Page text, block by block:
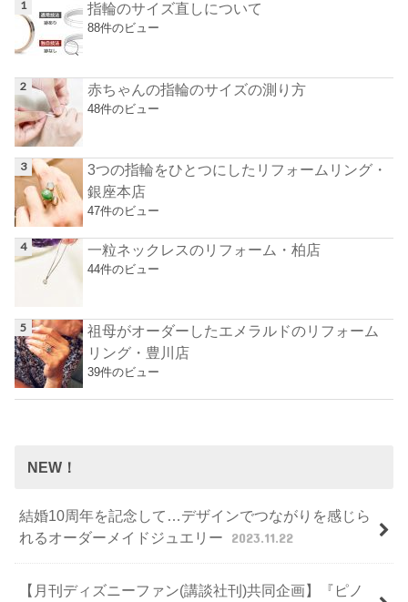
指輪のサイズ直しについて
88件のビュー
赤ちゃんの指輪のサイズの測り方
48件のビュー
3つの指輪をひとつにしたリフォームリング・
銀座本店
47件のビュー
一粒ネックレスのリフォーム・柏店
44件のビュー
祖母がオーダーしたエメラルドのリフォーム
リング・豊川店
39件のビュー
NEW！
結婚10周年を記念して…デザインでつながりを感じら
れるオーダーメイドジュエリー
2023.11.22
【月刊ディズニーファン(講談社刊)共同企画】『ピノ